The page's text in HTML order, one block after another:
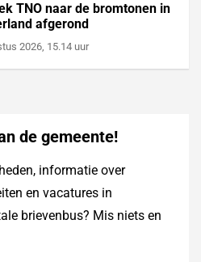
TNO naar de bromtonen in
afgerond
2026, 15.14 uur
de gemeente!
informatie over
en vacatures in
brievenbus? Mis niets en